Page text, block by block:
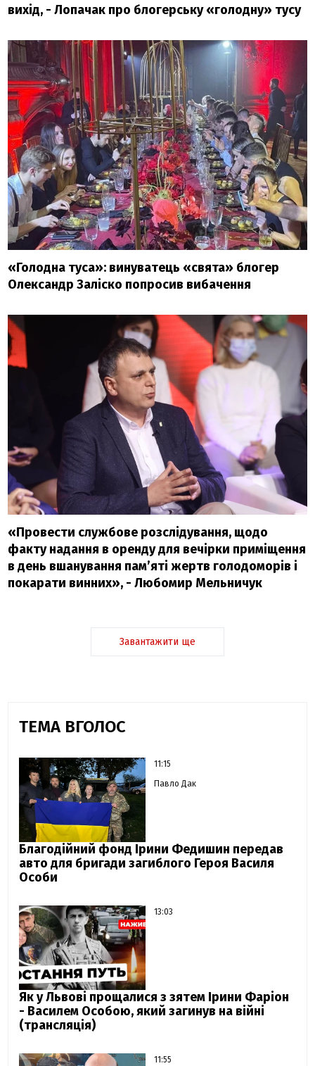
вихід, - Лопачак про блогерську «голодну» тусу
«Голодна туса»: винуватець «свята» блогер
Олександр Заліско попросив вибачення
«Провести службове розслідування, щодо
факту надання в оренду для вечірки приміщення
в день вшанування пам’яті жертв голодоморів і
покарати винних», - Любомир Мельничук
Завантажити ще
ТЕМА ВГОЛОС
11:15
Павло Дак
Благодійний фонд Ірини Федишин передав
авто для бригади загиблого Героя Василя
Особи
13:03
Як у Львові прощалися з зятем Ірини Фаріон
- Василем Особою, який загинув на війні
(трансляція)
11:55